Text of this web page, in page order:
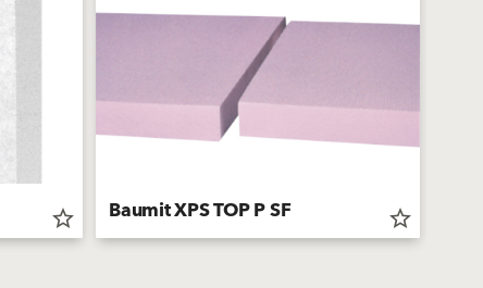
star_border Baumit XPS TOP P SF star_border